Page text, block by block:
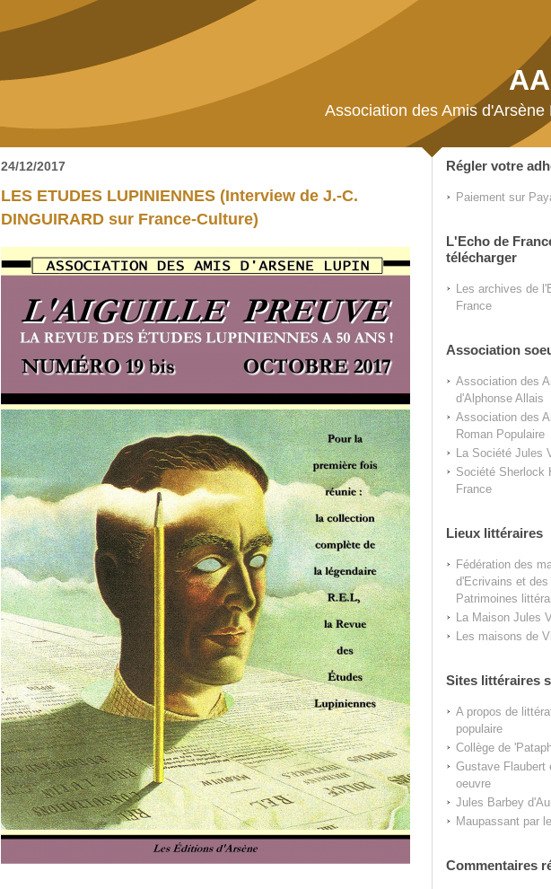
Association des Amis d'Arsène
Régler votre
Paiement sur
L'Echo de
télécharger
Les archives de
France
Association
Association des
d'Alphonse Allais
Association des
Roman Populaire
La Société Jules
Société Sherlock
France
Lieux littéraires
Fédération des
d'Ecrivains et des
Patrimoines
La Maison Jules
Les maisons de
Sites littéraires
A propos de
populaire
Collège de
Gustave Flaubert
oeuvre
Jules Barbey
Maupassant par
Commentaires
24/12/2017
LES ETUDES LUPINIENNES (Interview de J.-C.
DINGUIRARD sur France-Culture)